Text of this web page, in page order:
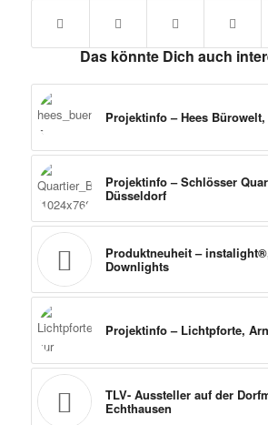
Das könnte Dich auch
Projektinfo – Hees
Projektinfo – Schlösser
Düsseldorf
Produktneuheit –
Downlights
Projektinfo – Lichtpforte,
TLV- Aussteller auf der
Echthausen